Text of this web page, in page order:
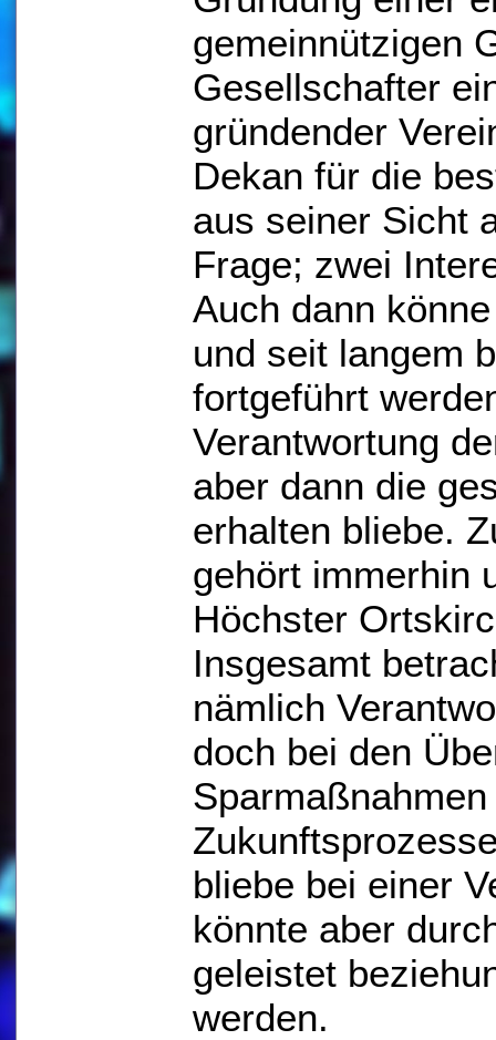
gemeinnützigen
Gesellschafter
gründender
Dekan für die
aus seiner Sicht
Frage; zwei
Auch dann
und seit langem
fortgeführt
Verantwortung
aber dann die
erhalten bliebe.
gehört immerhin
Höchster
Insgesamt
nämlich
doch bei den
bliebe bei einer
könnte aber
geleistet
werden.